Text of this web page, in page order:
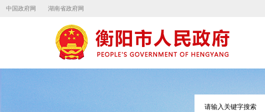
中国政府网 湖南省政府网